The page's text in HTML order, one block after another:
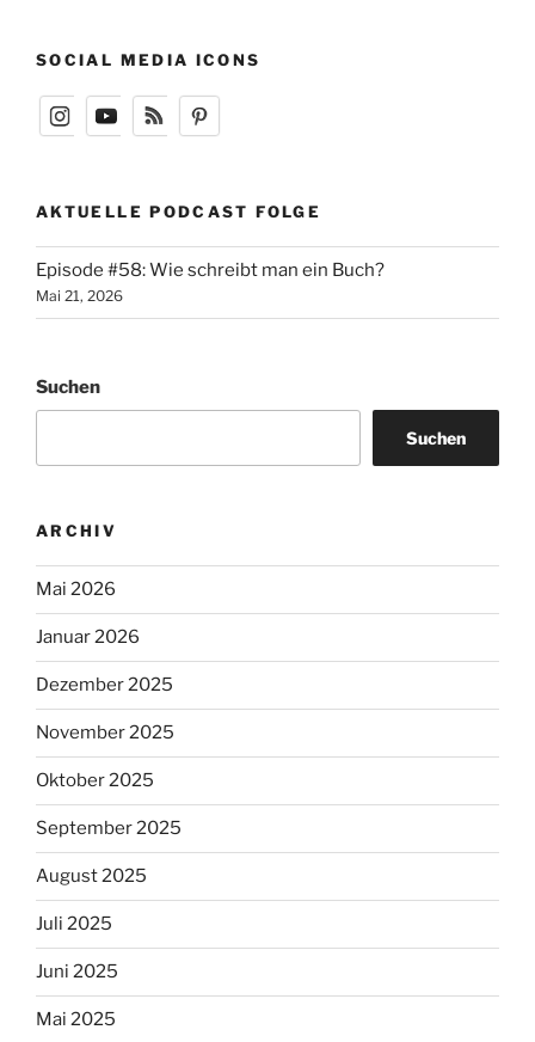
SOCIAL MEDIA ICONS
AKTUELLE PODCAST FOLGE
Episode #58: Wie schreibt man ein Buch?
Mai 21, 2026
Suchen
Suchen
ARCHIV
Mai 2026
Januar 2026
Dezember 2025
November 2025
Oktober 2025
September 2025
August 2025
Juli 2025
Juni 2025
Mai 2025